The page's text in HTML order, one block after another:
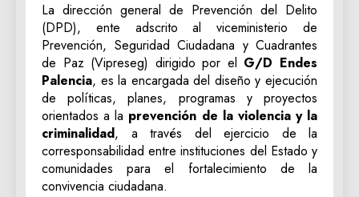
La dirección general de Prevención del Delito
(DPD), ente adscrito al viceministerio de
Prevención, Seguridad Ciudadana y Cuadrantes
de Paz (Vipreseg) dirigido por el G/D Endes
Palencia, es la encargada del diseño y ejecución
de políticas, planes, programas y proyectos
orientados a la prevención de la violencia y la
criminalidad, a través del ejercicio de la
corresponsabilidad entre instituciones del Estado y
comunidades para el fortalecimiento de la
convivencia ciudadana.